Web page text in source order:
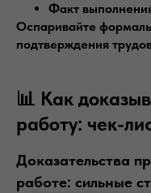
Факт
Оспаривайте
подтверждения
📊 Как
работу: чек-
Доказательства
работе: сильные